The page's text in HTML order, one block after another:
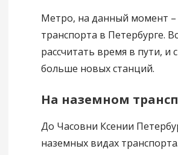
Метро, на данный момент
транспорта в Петербурге.
рассчитать время в пути,
больше новых станций.
На наземном
До Часовни Ксении
наземных видах транспорта.